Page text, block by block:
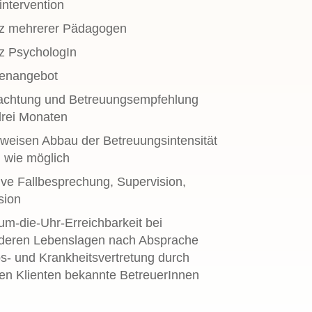
mehrerer Pädagogen
PsychologIn
und Betreuungsempfehlung
Monaten
Abbau der Betreuungsintensität
wie möglich
Fallbesprechung, Supervision,
die-Uhr-Erreichbarkeit bei
Lebenslagen nach Absprache
und Krankheitsvertretung durch
Klienten bekannte BetreuerInnen